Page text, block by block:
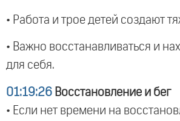
• Работа и трое детей создают
• Важно восстанавливаться и
для себя.
01:19:26 Восстановление и бег
• Если нет времени на